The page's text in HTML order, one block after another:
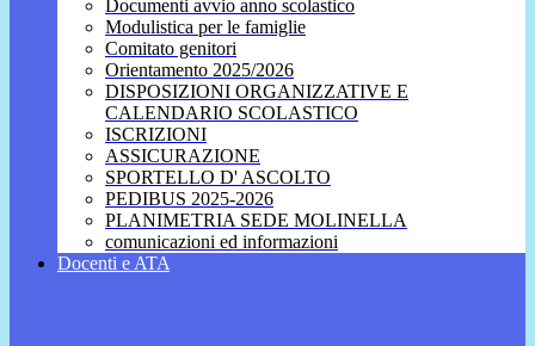
Documenti avvio anno scolastico
Modulistica per le famiglie
Comitato genitori
Orientamento 2025/2026
DISPOSIZIONI ORGANIZZATIVE E
CALENDARIO SCOLASTICO
ISCRIZIONI
ASSICURAZIONE
SPORTELLO D' ASCOLTO
PEDIBUS 2025-2026
PLANIMETRIA SEDE MOLINELLA
comunicazioni ed informazioni
Docenti e ATA